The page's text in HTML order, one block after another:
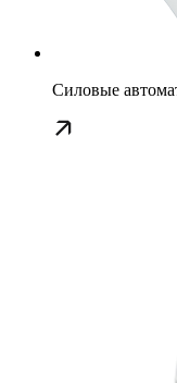
Силовые